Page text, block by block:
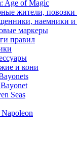
Age of Magic
жители, повозки
наемники и
маркеры
правил
и кони
Seas